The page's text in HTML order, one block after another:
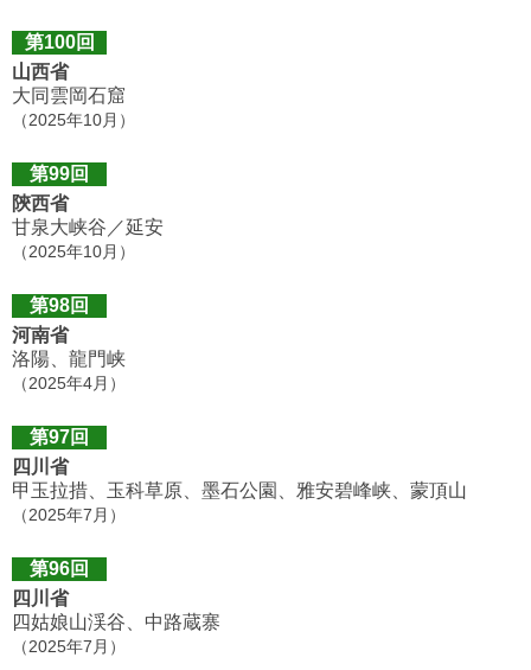
第100回
山西省
大同雲岡石窟
（2025年10月）
第99回
陝西省
甘泉大峡谷／延安
（2025年10月）
第98回
河南省
洛陽、龍門峡
（2025年4月）
第97回
四川省
甲玉拉措、玉科草原、墨石公園、雅安碧峰峡、蒙頂山
（2025年7月）
第96回
四川省
四姑娘山渓谷、中路蔵寨
（2025年7月）